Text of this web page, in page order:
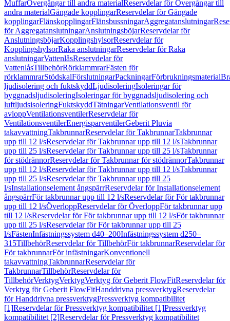
MuffarÖvergångar till andra materialReservdelar för Övergångar till
andra materialGängade kopplingarReservdelar för Gängade
kopplingarFlänskopplingarFlänsbussningarAggregatanslutningar
för AggregatanslutningarAnslutningsböjarReservdelar för
AnslutningsböjarKopplingshylsorReservdelar för
KopplingshylsorRaka anslutningarReservdelar för Raka
anslutningarVattenlåsReservdelar för
VattenlåsTillbehörRörklammrarFästen för
rörklammrarStödskalFörslutningarPackningarFörbrukningsmaterial
ljudisolering och fuktskyddLjudisoleringIsoleringar för
byggnadsljudisoleringIsoleringar för byggnadsljudisolering och
luftljudsisoleringFuktskyddTätningarVentilationsventil för
avloppVentilationsventilerReservdelar för
VentilationsventilerEnergisparventilerGeberit Pluvia
takavvattningTakbrunnarReservdelar för TakbrunnarTakbrunnar
upp till 12 l/sReservdelar för Takbrunnar upp till 12 l/sTakbrunnar
upp till 25 l/sReservdelar för Takbrunnar upp till 25 l/sTakbrunnar
för stödrännorReservdelar för Takbrunnar för stödrännorTakbrunnar
upp till 12 l/sReservdelar för Takbrunnar upp till 12 l/sTakbrunnar
upp till 25 l/sReservdelar för Takbrunnar upp till 25
l/sInstallationselement ångspärrReservdelar för Installationselement
ångspärrFör takbrunnar upp till 12 l/sReservdelar för För takbrunnar
upp till 12 l/sÖverloppReservdelar för ÖverloppFör takbrunnar upp
till 12 l/sReservdelar för För takbrunnar upp till 12 l/sFör takbrunnar
upp till 25 l/sReservdelar för För takbrunnar upp till 25
l/sFästenInfästningssystem d40–200Infästningssystem d250–
315TillbehörReservdelar för TillbehörFör takbrunnarReservdelar för
För takbrunnarFör infästningarKonventionell
takavvattningTakbrunnarReservdelar för
TakbrunnarTillbehörReservdelar för
TillbehörVerktygVerktygVerktyg för Geberit FlowFitReservdelar för
Verktyg för Geberit FlowFitHanddrivna pressverktygReservdelar
för Handdrivna pressverktygPressverktyg kompatibilitet
[1]Reservdelar för Pressverktyg kompatibilitet [1]Pressverktyg
kompatibilitet [2]Reservdelar för Pressverktyg kompatibilitet